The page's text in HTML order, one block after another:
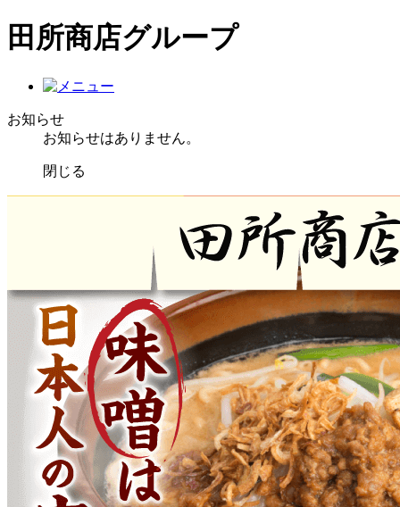
田所商店グループ
お知らせ
お知らせはありません。
閉じる